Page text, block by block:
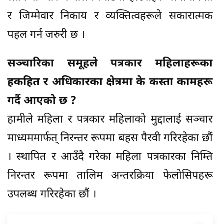
र जिम्मेवार निकाय र व्यक्तित्वहरूले सकारात्मक
पहल गर्न जरुरी छ ।
सञ्चारिका समूहले पत्रकार महिलाहरूका
हकहित र अधिकारका क्षेत्रमा के कस्ता कामहरू
गर्दै आएको छ ?
हामीले महिला र पत्रकार महिलाको मुद्दालाई सञ्चार
माध्यममार्फत् निरन्तर रूपमा बहस पैरवी गरिरहेका छौं
। स्थापित र आउँदै गरेका महिला पत्रकारका निम्ति
निरन्तर रूपमा तालिम अन्तरक्रिया फेलोसिपहरू
उपलब्ध गरिरहेका छौं ।